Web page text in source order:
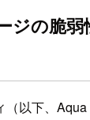
ジの脆
以下、